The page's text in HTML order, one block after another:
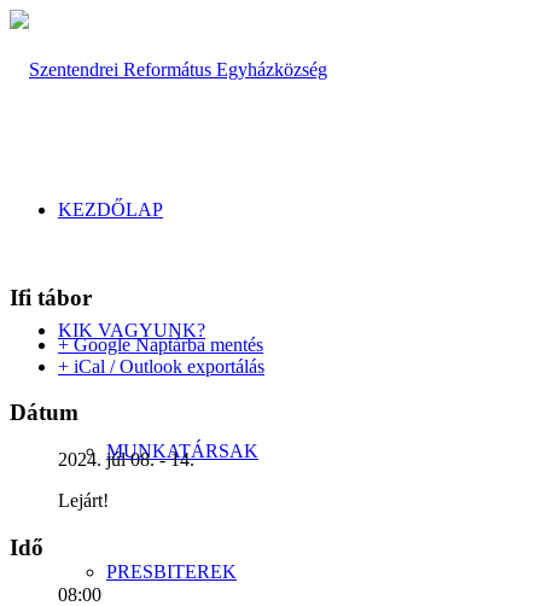
KEZDŐLAP
KIK VAGYUNK?
MUNKATÁRSAK
PRESBITEREK
Ifi tábor
+ Google Naptárba mentés
+ iCal / Outlook exportálás
Dátum
2024. júl 08. - 14.
Lejárt!
Idő
08:00